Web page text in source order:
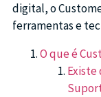
digital, o
ferramentas e
O que é
Existe